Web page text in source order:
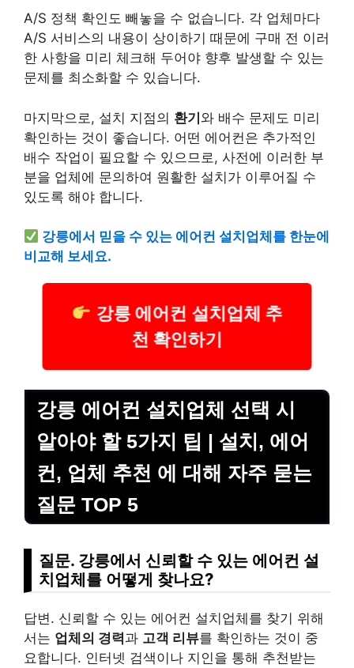
A/S 정책 확인도 빼놓을 수 없습니다. 각 업체마다
A/S 서비스의 내용이 상이하기 때문에 구매 전 이러
한 사항을 미리 체크해 두어야 향후 발생할 수 있는
문제를 최소화할 수 있습니다.
마지막으로, 설치 지점의 환기와 배수 문제도 미리
확인하는 것이 좋습니다. 어떤 에어컨은 추가적인
배수 작업이 필요할 수 있으므로, 사전에 이러한 부
분을 업체에 문의하여 원활한 설치가 이루어질 수
있도록 해야 합니다.
강릉에서 믿을 수 있는 에어컨 설치업체를 한눈에
비교해 보세요.
강릉 에어컨 설치업체 추
천 확인하기
강릉 에어컨 설치업체 선택 시
알아야 할 5가지 팁 | 설치, 에어
컨, 업체 추천 에 대해 자주 묻는
질문 TOP 5
질문. 강릉에서 신뢰할 수 있는 에어컨 설
치업체를 어떻게 찾나요?
답변. 신뢰할 수 있는 에어컨 설치업체를 찾기 위해
서는 업체의 경력과 고객 리뷰를 확인하는 것이 중
요합니다. 인터넷 검색이나 지인을 통해 추천받는